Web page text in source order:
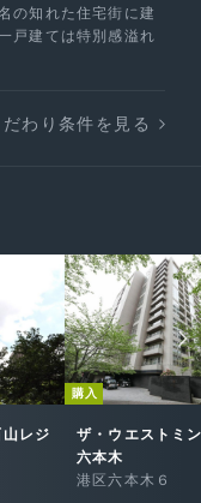
の知れた住宅街に建
戸建ては特別感溢れ
わり条件を見る
レジ
購入
ザ・ウエストミ
六本木
港区六本木６